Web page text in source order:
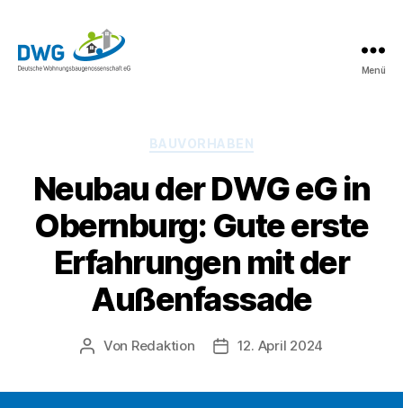
Menü
Kategorien
BAUVORHABEN
Neubau der DWG eG in
Obernburg: Gute erste
Erfahrungen mit der
Außenfassade
Beitragsautor
Von Redaktion Beitragsdatum
12. April 2024